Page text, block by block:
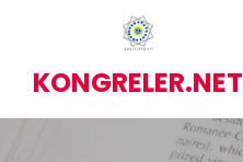
KONGRELER.NET